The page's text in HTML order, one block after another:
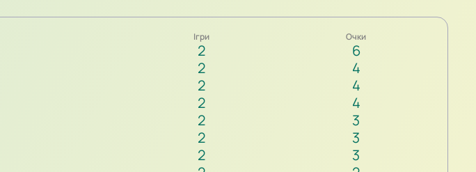
Ігри Очки
2
6
2
4
2
4
2
4
2
3
2
3
2
3